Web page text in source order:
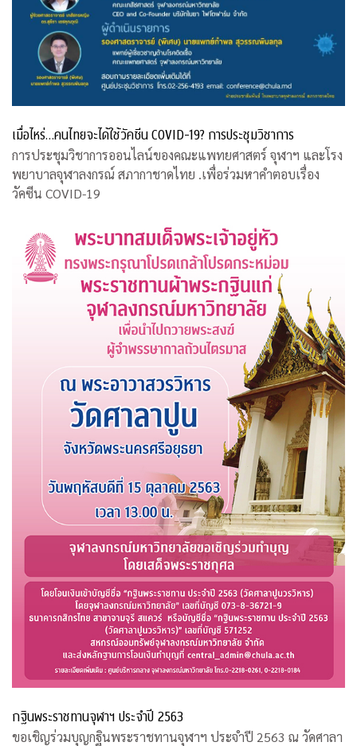
เมื่อไหร่…คนไทยจะได้ใช้วัคซีน COVID-19? การประชุมวิชาการ
การประชุมวิชาการออนไลน์ของคณะแพทยศาสตร์ จุฬาฯ และโรง
พยาบาลจุฬาลงกรณ์ สภากาชาดไทย .เพื่อร่วมหาคำตอบเรื่อง
วัคซีน COVID-19
กฐินพระราชทานจุฬาฯ ประจำปี 2563
ขอเชิญร่วมบุญกฐินพระราชทานจุฬาฯ ประจำปี 2563 ณ วัดศาลา